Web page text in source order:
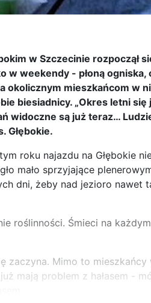
w Szczecinie rozpoczął
w weekendy - płoną ogniska,
okolicznym mieszkańcom w
biesiadnicy. „Okres letni się
widoczne są już teraz…
Głębokie.
roku najazdu na Głębokie
mało sprzyjające
dni, żeby nad jezioro nawet
roślinności. Śmieci na
zaczyna. Mimo to mieszkańcy
mają problem z hałasem -